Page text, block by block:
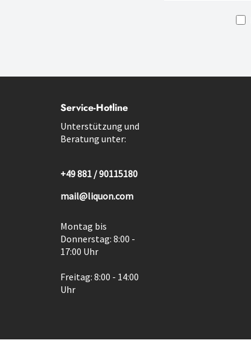
Service-Hotline
Unterstützung und
Beratung unter:
+49 881 / 90115180
mail@liquon.com
Montag bis
Donnerstag: 8:00 -
17:00 Uhr
Freitag: 8:00 - 14:00
Uhr